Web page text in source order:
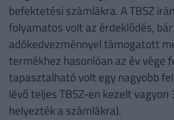
befektetési számlákra. A TBSZ
folyamatos volt az érdeklődés,
adókedvezménnyel támogatott
termékhez hasonlóan az év vége
tapasztalható volt egy nagyobb
lévő teljes TBSZ-en kezelt vagyon
helyezték a számlákra).